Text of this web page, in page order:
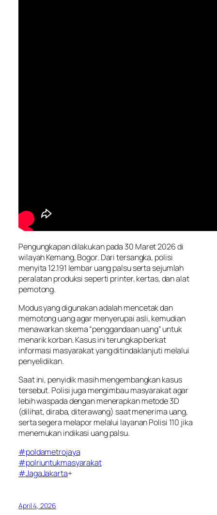
Pengungkapan dilakukan pada 30 Maret 2026 di
wilayah Kemang, Bogor. Dari tersangka, polisi
menyita 12.191 lembar uang palsu serta sejumlah
peralatan produksi seperti printer, kertas, dan alat
pemotong.
Modus yang digunakan adalah mencetak dan
memotong uang agar menyerupai asli, kemudian
menawarkan skema “penggandaan uang” untuk
menarik korban. Kasus ini terungkap berkat
informasi masyarakat yang ditindaklanjuti melalui
penyelidikan.
Saat ini, penyidik masih mengembangkan kasus
tersebut. Polisi juga mengimbau masyarakat agar
lebih waspada dengan menerapkan metode 3D
(dilihat, diraba, diterawang) saat menerima uang,
serta segera melapor melalui layanan Polisi 110 jika
menemukan indikasi uang palsu.
#poldametrojaya
#polriuntukmasyarakat
#JagaJakarta+
April 4, 2026